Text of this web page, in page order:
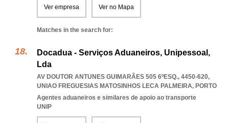
Ver empresa Ver no Mapa
Matches in the search for:
Docadua - Serviços Aduaneiros, Unipessoal,
Lda
AV DOUTOR ANTUNES GUIMARÃES 505 6ºESQ., 4450-620,
UNIAO FREGUESIAS MATOSINHOS LECA PALMEIRA, PORTO
Agentes aduaneiros e similares de apoio ao transporte
UNIP